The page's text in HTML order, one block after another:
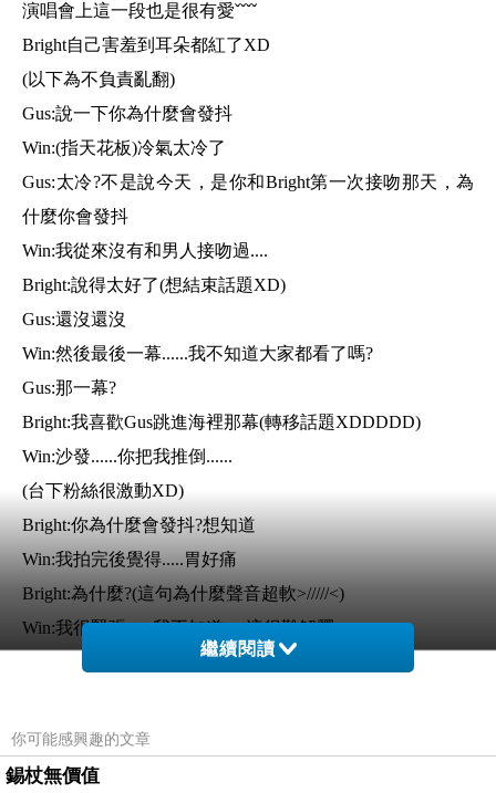
演唱會上這一段也是很有愛ˇˇˇˇ
Bright自己害羞到耳朵都紅了XD
(以下為不負責亂翻)
Gus:說一下你為什麼會發抖
Win:(指天花板)冷氣太冷了
Gus:太冷?不是說今天，是你和Bright第一次接吻那天，為
什麼你會發抖
Win:我從來沒有和男人接吻過....
Bright:說得太好了(想結束話題XD)
Gus:還沒還沒
Win:然後最後一幕......我不知道大家都看了嗎?
Gus:那一幕?
Bright:我喜歡Gus跳進海裡那幕(轉移話題XDDDDD)
Win:沙發......你把我推倒......
(台下粉絲很激動XD)
Bright:你為什麼會發抖?想知道
Win:我拍完後覺得.....胃好痛
Bright:為什麼?(這句為什麼聲音超軟>/////<)
Win:我很緊張......我不知道.....這很難解釋....
Bright:我們可以說說別人嗎?(轉移話題XDDDDD)
------------------------------------------------------------------
繼續閱讀
你可能感興趣的文章
錫杖無價值